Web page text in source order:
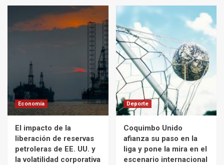
Economía
El impacto de la
liberación de reservas
petroleras de EE. UU. y
la volatilidad corporativa
Deporte
Coquimbo Unido
afianza su paso en la
liga y pone la mira en el
escenario internacional